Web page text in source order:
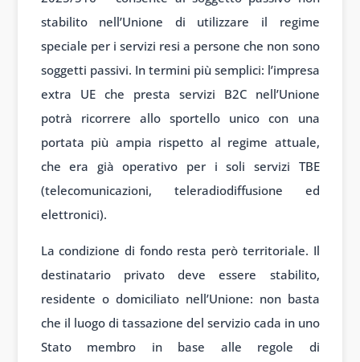
stabilito nell’Unione di utilizzare il regime
speciale per i servizi resi a persone che non sono
soggetti passivi. In termini più semplici: l’impresa
extra UE che presta servizi B2C nell’Unione
potrà ricorrere allo sportello unico con una
portata più ampia rispetto al regime attuale,
che era già operativo per i soli servizi TBE
(telecomunicazioni, teleradiodiffusione ed
elettronici).
La condizione di fondo resta però territoriale. Il
destinatario privato deve essere stabilito,
residente o domiciliato nell’Unione: non basta
che il luogo di tassazione del servizio cada in uno
Stato membro in base alle regole di